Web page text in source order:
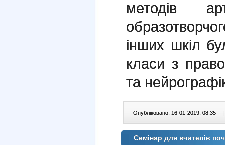
методів
інших шкіл
класи з
та
Опубліковано: 16-01-2019, 08:35 |
Семінар для вчителів